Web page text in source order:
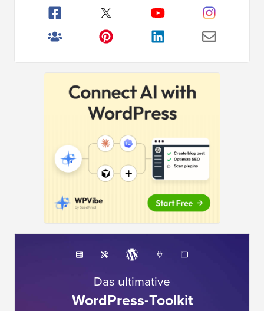
Das ultimative
WordPress-Toolkit